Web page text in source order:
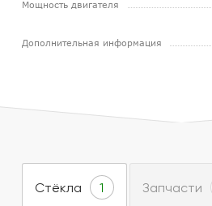
Мощность двигателя
Дополнительная информация
Стёкла 1 Запчасти